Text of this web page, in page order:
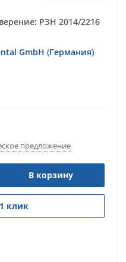
РЗН 2014/2216
GmbH (Германия)
предложение
В корзину
клик